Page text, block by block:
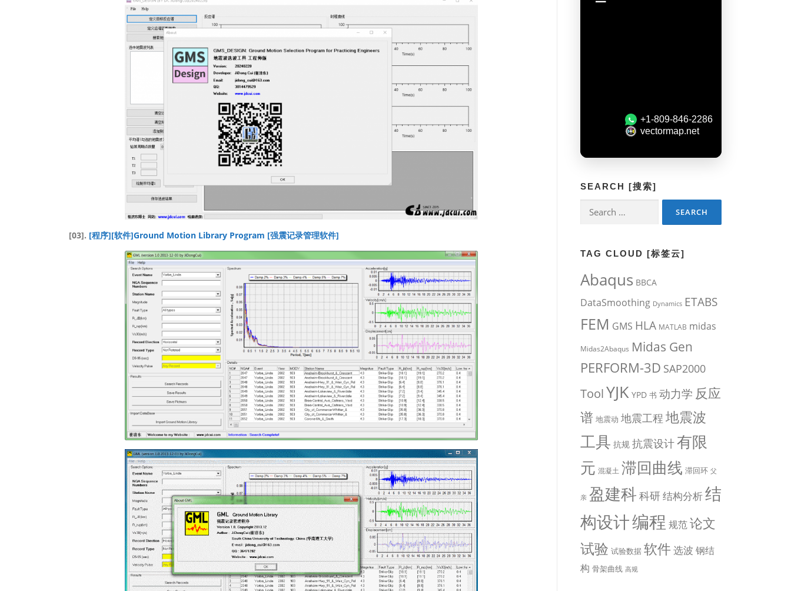
[03]. [程序][软件]Ground Motion Library Program [强震记录管理软件]
SEARCH [搜索]
for:
TAG CLOUD [标签云]
Abaqus BBCA
DataSmoothing Dynamics ETABS
FEM GMS HLA MATLAB midas
Midas2Abaqus Midas Gen
PERFORM-3D SAP2000
ToolYJK YPD 书 动力学 反应
谱 地震动 地震工程 地震波
工具 抗规 抗震设计有限
元 混凝土 滞回曲线 滞回环 父
亲 盈建科 科研 结构分析结
构设计编程 规范论文
试验 试验数据 软件选波 钢结
构 骨架曲线 高规